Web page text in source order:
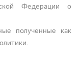
Федерации о
полученные как